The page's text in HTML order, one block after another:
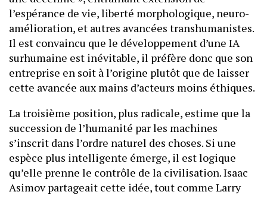
l’espérance de vie, liberté morphologique, neuro-
amélioration, et autres avancées transhumanistes.
Il est convaincu que le développement d’une IA
surhumaine est inévitable, il préfère donc que son
entreprise en soit à l’origine plutôt que de laisser
cette avancée aux mains d’acteurs moins éthiques.
La troisième position, plus radicale, estime que la
succession de l’humanité par les machines
s’inscrit dans l’ordre naturel des choses. Si une
espèce plus intelligente émerge, il est logique
qu’elle prenne le contrôle de la civilisation. Isaac
Asimov partageait cette idée, tout comme Larry